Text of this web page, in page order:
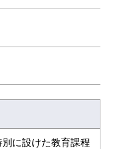
コース
コース
コース
ース
ジニアリングコ
リングデザイン
コース
ース
コース
ース
ース
ース
ジニアリングコ
に設けた教育課程